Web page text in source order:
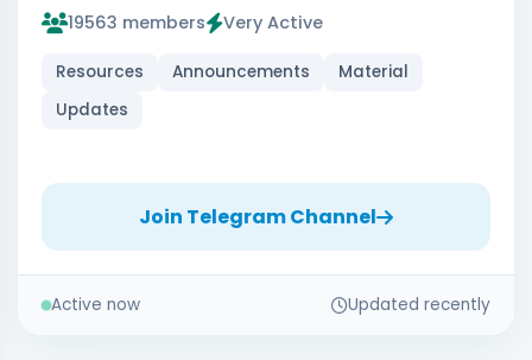
19563 members Very Active
Resources Announcements
Material
Updates
Join Telegram Channel
Active now Updated recently